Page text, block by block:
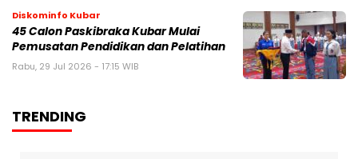
Diskominfo Kubar
45 Calon Paskibraka Kubar Mulai
Pemusatan Pendidikan dan Pelatihan
Rabu, 29 Jul 2026 - 17:15 WIB
TRENDING